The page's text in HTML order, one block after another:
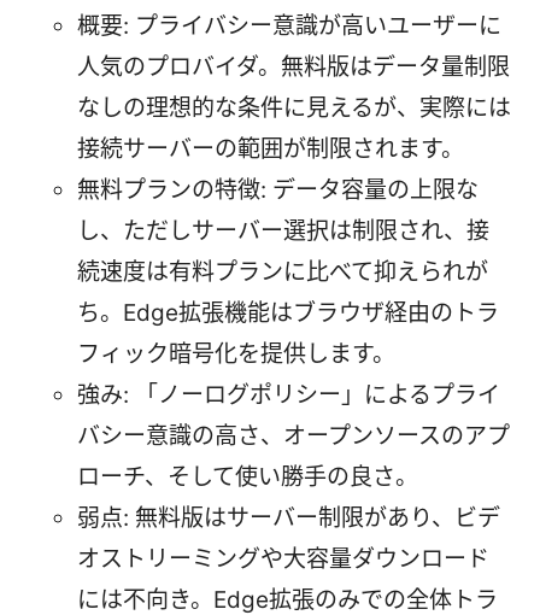
概要: プライバシー意識が高いユーザーに
人気のプロバイダ。無料版はデータ量制限
なしの理想的な条件に見えるが、実際には
接続サーバーの範囲が制限されます。
無料プランの特徴: データ容量の上限な
し、ただしサーバー選択は制限され、接
続速度は有料プランに比べて抑えられが
ち。Edge拡張機能はブラウザ経由のトラ
フィック暗号化を提供します。
強み: 「ノーログポリシー」によるプライ
バシー意識の高さ、オープンソースのアプ
ローチ、そして使い勝手の良さ。
弱点: 無料版はサーバー制限があり、ビデ
オストリーミングや大容量ダウンロード
には不向き。Edge拡張のみでの全体トラ